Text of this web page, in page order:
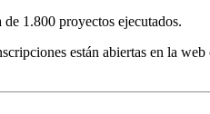
1.800 proyectos ejecutados.
están abiertas en la